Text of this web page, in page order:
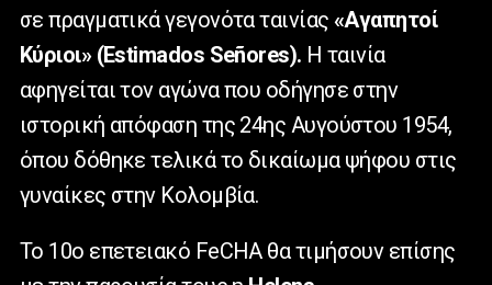
σε πραγματικά γεγονότα ταινίας «Αγαπητοί
Κύριοι» (Estimados Señores). Η ταινία
αφηγείται τον αγώνα που οδήγησε στην
ιστορική απόφαση της 24ης Αυγούστου 1954,
όπου δόθηκε τελικά το δικαίωμα ψήφου στις
γυναίκες στην Κολομβία.
Το 10ο επετειακό FeCHA θα τιμήσουν επίσης